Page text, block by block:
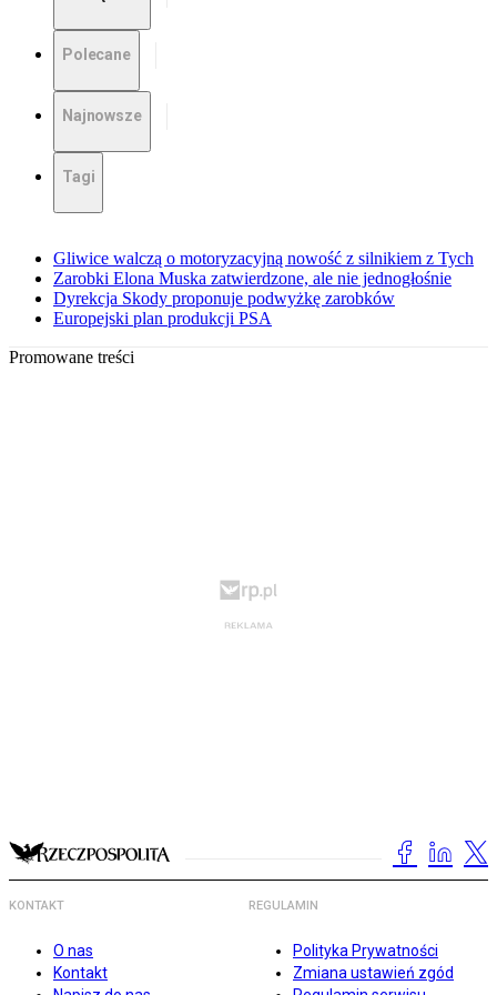
Polecane
Najnowsze
Tagi
Gliwice walczą o motoryzacyjną nowość z silnikiem z Tych
Zarobki Elona Muska zatwierdzone, ale nie jednogłośnie
Dyrekcja Skody proponuje podwyżkę zarobków
Europejski plan produkcji PSA
Promowane treści
KONTAKT
O nas
Kontakt
REGULAMIN
Polityka Prywatności
Zmiana ustawień zgód